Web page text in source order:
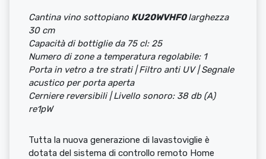
Cantina vino sottopiano KU20WVHF0larghezza
30 cm
Capacità di bottiglie da 75 cl: 25
Numero di zone a temperatura regolabile: 1
Porta in vetro a tre strati | Filtro anti UV | Segnale
acustico per porta aperta
Cerniere reversibili | Livello sonoro: 38 db (A)
re1pW
Tutta la nuova generazione di lavastoviglie è
dotata del sistema di controllo remoto Home